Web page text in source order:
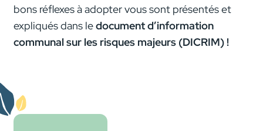
bons réflexes à adopter vous sont présentés et
expliqués dans ledocument d’information
communal sur les risques majeurs (DICRIM)!